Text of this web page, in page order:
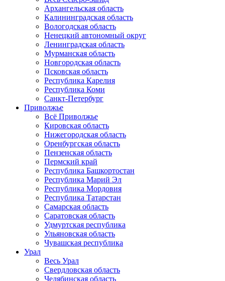
Архангельская область
Калининградская область
Вологодская область
Ненецкий автономный округ
Ленинградская область
Мурманская область
Новгородская область
Псковская область
Республика Карелия
Республика Коми
Санкт-Петербург
Приволжье
Всё Приволжье
Кировская область
Нижегородская область
Оренбургская область
Пензенская область
Пермский край
Республика Башкортостан
Республика Марий Эл
Республика Мордовия
Республика Татарстан
Самарская область
Саратовская область
Удмуртская республика
Ульяновская область
Чувашская республика
Урал
Весь Урал
Свердловская область
Челябинская область